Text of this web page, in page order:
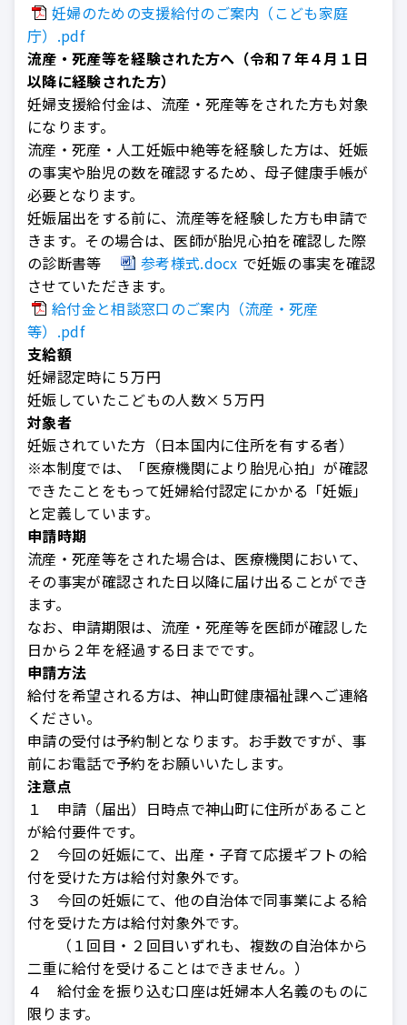
妊婦のための支援給付のご案内（こども家庭
庁）.pdf
流産・死産等を経験された方へ（令和７年４月１日
以降に経験された方）
妊婦支援給付金は、流産・死産等をされた方も対象
になります。
流産・死産・人工妊娠中絶等を経験した方は、妊娠
の事実や胎児の数を確認するため、母子健康手帳が
必要となります。
妊娠届出をする前に、流産等を経験した方も申請で
きます。その場合は、医師が胎児心拍を確認した際
の診断書等
参考様式.docx で妊娠の事実を確認
させていただきます。
給付金と相談窓口のご案内（流産・死産
等）.pdf
支給額
妊婦認定時に５万円
妊娠していたこどもの人数×５万円
対象者
妊娠されていた方（日本国内に住所を有する者）
※本制度では、「医療機関により胎児心拍」が確認
できたことをもって妊婦給付認定にかかる「妊娠」
と定義しています。
申請時期
流産・死産等をされた場合は、医療機関において、
その事実が確認された日以降に届け出ることができ
ます。
なお、申請期限は、流産・死産等を医師が確認した
日から２年を経過する日までです。
申請方法
給付を希望される方は、神山町健康福祉課へご連絡
ください。
申請の受付は予約制となります。お手数ですが、事
前にお電話で予約をお願いいたします。
注意点
１ 申請（届出）日時点で神山町に住所があること
が給付要件です。
２ 今回の妊娠にて、出産・子育て応援ギフトの給
付を受けた方は給付対象外です。
３ 今回の妊娠にて、他の自治体で同事業による給
付を受けた方は給付対象外です。
（１回目・２回目いずれも、複数の自治体から
二重に給付を受けることはできません。）
４ 給付金を振り込む口座は妊婦本人名義のものに
限ります。